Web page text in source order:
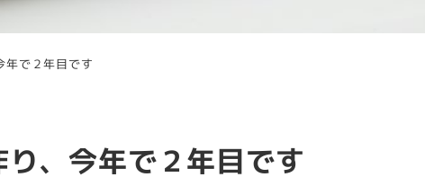
で２年目です
、今年で２年目です